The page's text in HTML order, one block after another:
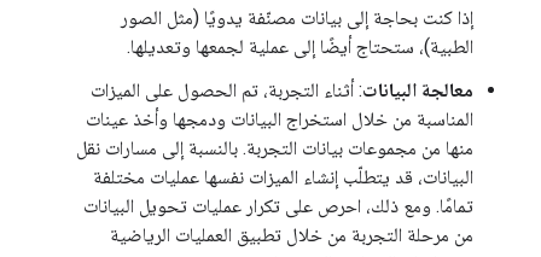
إذا كنت بحاجة إلى بيانات مصنّفة يدويًا (مثل الصور
الطبية)، ستحتاج أيضًا إلى عملية لجمعها وتعديلها.
معالجة البيانات: أثناء التجربة، تم الحصول على الميزات
المناسبة من خلال استخراج البيانات ودمجها وأخذ عينات
منها من مجموعات بيانات التجربة. بالنسبة إلى مسارات نقل
البيانات، قد يتطلّب إنشاء الميزات نفسها عمليات مختلفة
تمامًا. ومع ذلك، احرص على تكرار عمليات تحويل البيانات
من مرحلة التجربة من خلال تطبيق العمليات الرياضية